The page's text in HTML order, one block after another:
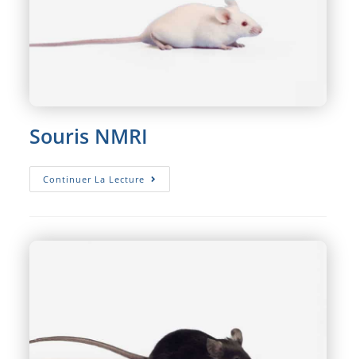
Souris NMRI
Continuer La Lecture Souris
NMRI